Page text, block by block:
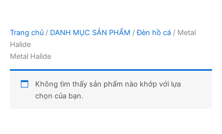
Trang chủ / DANH MỤC SẢN PHẨM /Đèn hồ cá / Metal
Halide
Metal Halide
Không tìm thấy sản phẩm nào khớp với lựa
chọn của bạn.